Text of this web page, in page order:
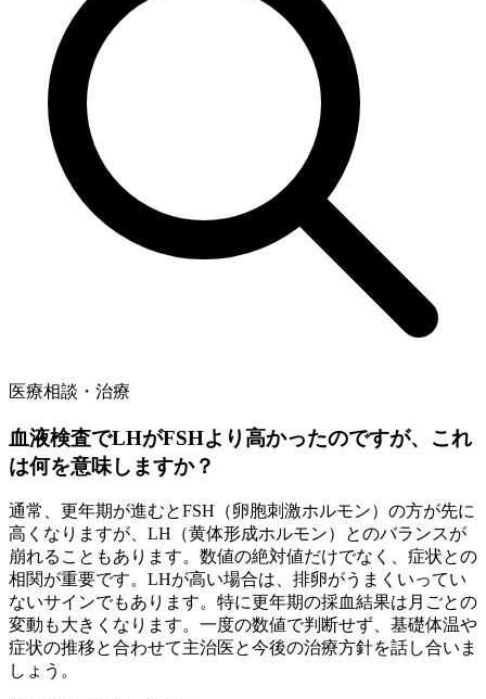
医療相談・治療
血液検査でLHがFSHより高かったのですが、これ
は何を意味しますか？
通常、更年期が進むとFSH（卵胞刺激ホルモン）の方が先に
高くなりますが、LH（黄体形成ホルモン）とのバランスが
崩れることもあります。数値の絶対値だけでなく、症状との
相関が重要です。LHが高い場合は、排卵がうまくいってい
ないサインでもあります。特に更年期の採血結果は月ごとの
変動も大きくなります。一度の数値で判断せず、基礎体温や
症状の推移と合わせて主治医と今後の治療方針を話し合いま
しょう。